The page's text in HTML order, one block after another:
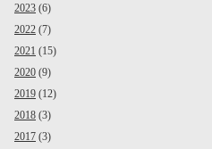
2023 (6)
2022 (7)
2021 (15)
2020 (9)
2019 (12)
2018 (3)
2017 (3)